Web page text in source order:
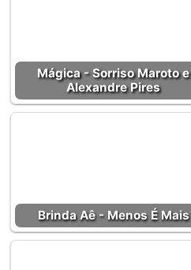
Mágica - Sorriso Maroto e
Alexandre Pires
Brinda Aê - Menos É Mais